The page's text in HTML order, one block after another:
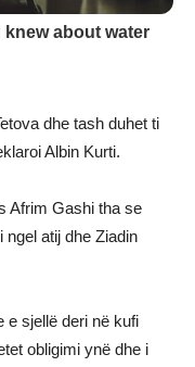
dhe tash duhet ti
Albin Kurti.
Afrim Gashi tha se
ngel atij dhe Ziadin
e sjellë deri në kufi
obligimi ynë dhe i